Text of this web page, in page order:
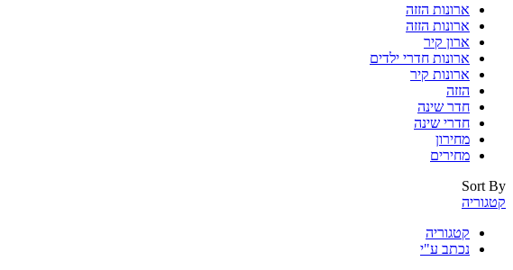
ארונות הזזה
ארונות הזזה
ארון קיר
ארונות חדרי ילדים
ארונות קיר
הזזה
חדר שינה
חדרי שינה
מחירון
מחירים
Sort By
קטגוריה
קטגוריה
נכתב ע"י